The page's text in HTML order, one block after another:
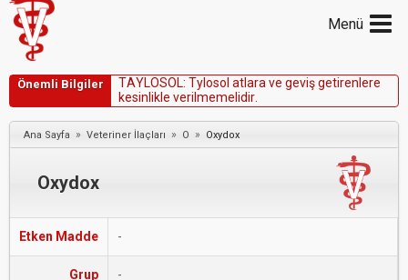
Menü
Önemli Bilgiler TAYLOSOL: Tyoso atara ve gevişgetiren ere
kesin ike veri meme idir
Ana Sayfa » Veteriner İlaçları » O » Oxydox
Oxydox
Etken Madde -
Grup -